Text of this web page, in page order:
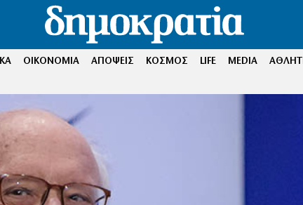
ΟΙΚΟΝΟΜΙΑ ΑΠΟΨΕΙΣ ΚΟΣΜΟΣ LIFE MEDIA